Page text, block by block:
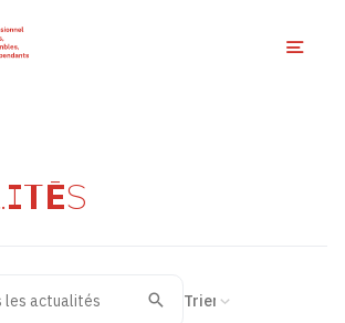
Valider